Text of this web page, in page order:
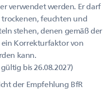
verwendet werden. Er darf
feuchten und
stehen, denen gemäß der
ein Korrekturfaktor von
kann.
bis 26.08.2027)
der Empfehlung BfR